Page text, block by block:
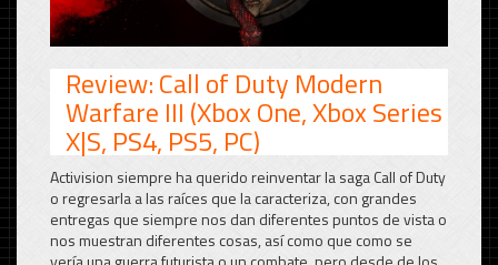
Review: Call of Duty Modern
Warfare III (Xbox One, Xbox Series
X|S, PS4, PS5, PC)
Activision siempre ha querido reinventar la saga Call of Duty
o regresarla a las raíces que la caracteriza, con grandes
entregas que siempre nos dan diferentes puntos de vista o
nos muestran diferentes cosas, así como que como se